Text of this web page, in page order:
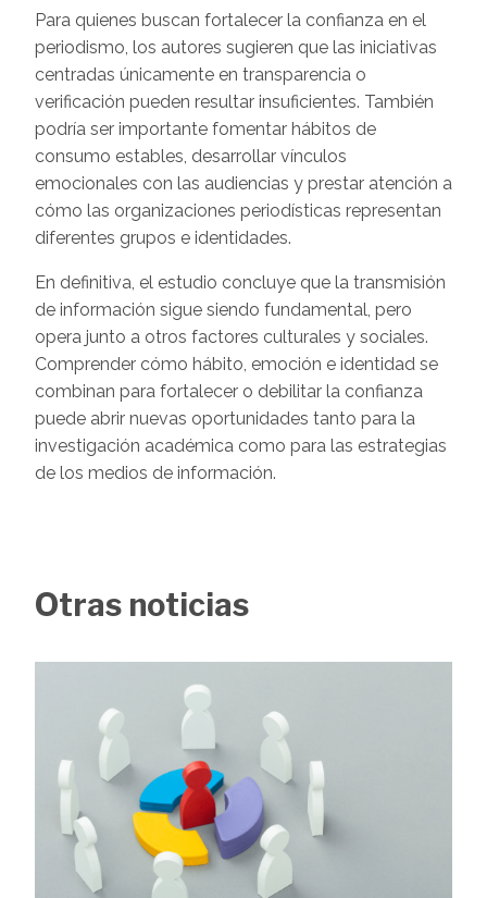
Para quienes buscan fortalecer la confianza en el
periodismo, los autores sugieren que las iniciativas
centradas únicamente en transparencia o
verificación pueden resultar insuficientes. También
podría ser importante fomentar hábitos de
consumo estables, desarrollar vínculos
emocionales con las audiencias y prestar atención a
cómo las organizaciones periodísticas representan
diferentes grupos e identidades.
En definitiva, el estudio concluye que la transmisión
de información sigue siendo fundamental, pero
opera junto a otros factores culturales y sociales.
Comprender cómo hábito, emoción e identidad se
combinan para fortalecer o debilitar la confianza
puede abrir nuevas oportunidades tanto para la
investigación académica como para las estrategias
de los medios de información.
Otras noticias